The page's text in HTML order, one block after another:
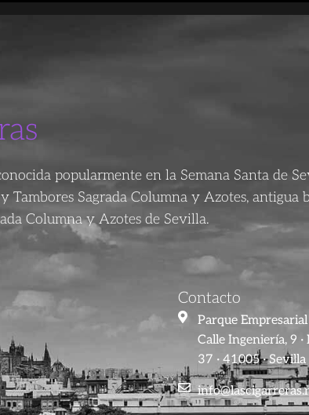
popularmente en la Semana Santa de
Tambores Sagrada Columna y Azotes, antigua
Columna y Azotes de Sevilla.
Contacto
Parque
Calle Ingeniería, 9
37 · 41005 · Sevilla